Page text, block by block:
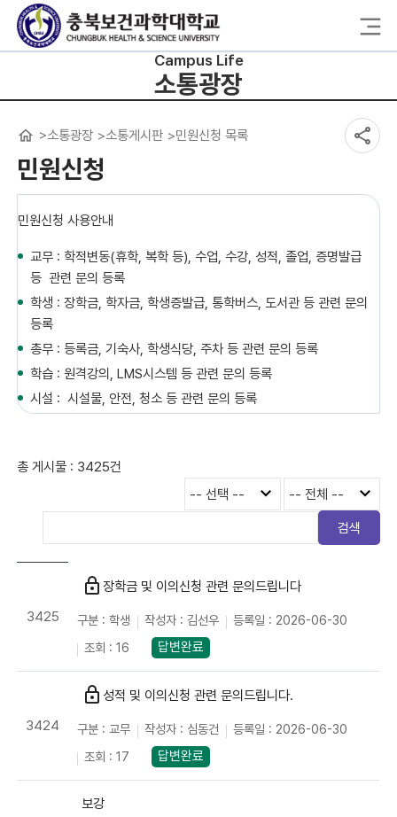
Campus Life
소통광장
소통광장 소통게시판 민원신청 목록
민원신청
민원신청 사용안내
교무 : 학적변동(휴학, 복학 등), 수업, 수강, 성적, 졸업, 증명발급
등 관련 문의 등록
학생 : 장학금, 학자금, 학생증발급, 통학버스, 도서관 등 관련 문의
등록
총무 : 등록금, 기숙사, 학생식당, 주차 등 관련 문의 등록
학습 : 원격강의, LMS시스템 등 관련 문의 등록
시설 : 시설물, 안전, 청소 등 관련 문의 등록
총 게시물 : 3425건
검색
3425
lock 장학금 및 이의신청 관련 문의드립니다
구분 : 학생 작성자 : 김선우
등록일 : 2026-06-30
조회 : 16
답변완료
3424
lock 성적 및 이의신청 관련 문의드립니다.
구분 : 교무 작성자 : 심동건
등록일 : 2026-06-30
조회 : 17
답변완료
보강